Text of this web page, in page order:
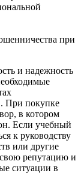
при
и надежность
При покупке
в котором
Если учебный
к руководству
или другие
репутацию и
ситуации в